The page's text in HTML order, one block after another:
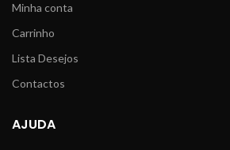
Minha conta
Carrinho
Lista Desejos
Contactos
AJUDA